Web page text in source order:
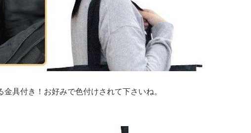
具付き！お好みで色付けされて下さいね。